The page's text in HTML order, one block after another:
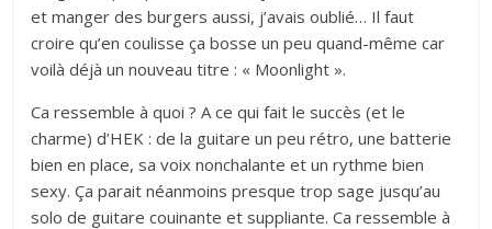
et manger des burgers aussi, j’avais oublié… Il faut
croire qu’en coulisse ça bosse un peu quand-même car
voilà déjà un nouveau titre : « Moonlight ».
Ca ressemble à quoi ? A ce qui fait le succès (et le
charme) d’HEK : de la guitare un peu rétro, une batterie
bien en place, sa voix nonchalante et un rythme bien
sexy. Ça parait néanmoins presque trop sage jusqu’au
solo de guitare couinante et suppliante. Ca ressemble à